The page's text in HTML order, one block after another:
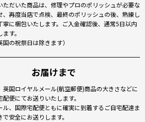
ただいた商品は、修理やプロのポリッシュが必要な
、再度当店で点検、最終のポリッシュの後、熟練し
寧に梱包いたします。ご入金確認後、通常5日以内
す。
国の祝祭日は除きます）
お届けまで
英国ロイヤルメール(航空郵便)商品の大きさなどに
便にてお送りいたします。
ル、国際宅配便ともに確実に到着するご自宅配達ま
安全にお送りします。